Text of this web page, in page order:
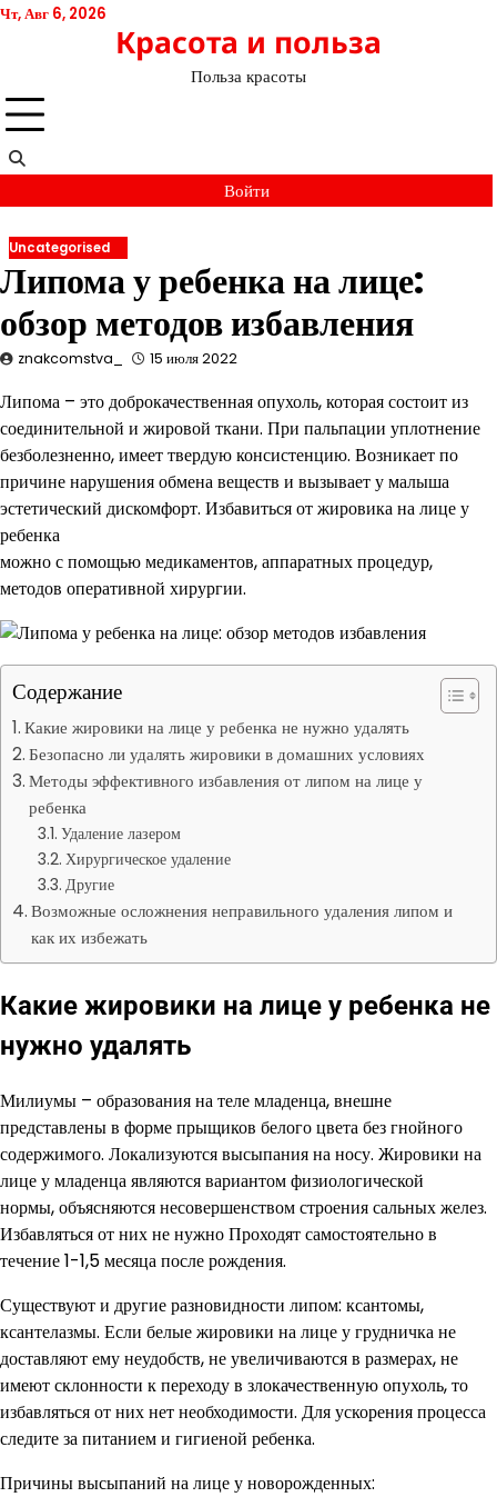
Перейти
Чт, Авг 6, 2026
Красота и польза
Польза красоты
Войти
Uncategorised
Липома у ребенка на лице:
обзор методов избавления
znakcomstva_ 15 июля 2022
Липома – это доброкачественная опухоль, которая состоит из
соединительной и жировой ткани. При пальпации уплотнение
безболезненно, имеет твердую консистенцию. Возникает по
причине нарушения обмена веществ и вызывает у малыша
эстетический дискомфорт. Избавиться от жировика на лице у
ребенка
можно с помощью медикаментов, аппаратных процедур,
методов оперативной хирургии.
Содержание
Какие жировики на лице у ребенка не нужно удалять
Безопасно ли удалять жировики в домашних условиях
Методы эффективного избавления от липом на лице у
ребенка
Удаление лазером
Хирургическое удаление
Другие
Возможные осложнения неправильного удаления липом и
как их избежать
Какие жировики на лице у ребенка не
нужно удалять
Милиумы – образования на теле младенца, внешне
представлены в форме прыщиков белого цвета без гнойного
содержимого. Локализуются высыпания на носу. Жировики на
лице у младенца являются вариантом физиологической
нормы, объясняются несовершенством строения сальных желез.
Избавляться от них не нужно Проходят самостоятельно в
течение 1-1,5 месяца после рождения.
Существуют и другие разновидности липом: ксантомы,
ксантелазмы. Если белые жировики на лице у грудничка не
доставляют ему неудобств, не увеличиваются в размерах, не
имеют склонности к переходу в злокачественную опухоль, то
избавляться от них нет необходимости. Для ускорения процесса
следите за питанием и гигиеной ребенка.
Причины высыпаний на лице у новорожденных: